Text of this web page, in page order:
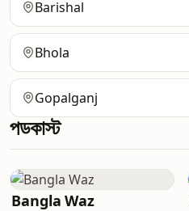
Barishal
Bhola
Gopalganj
পডকাস্ট
Bangla Waz